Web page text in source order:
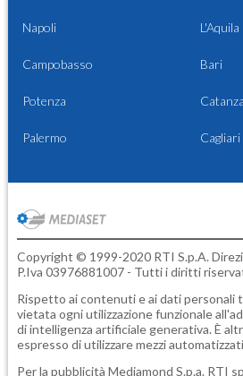
Napoli L'Aquila
Campobasso Bari
Potenza
Palermo Cagliari
Copyright © 1999-2020 RTI S.p.A.
P.Iva 03976881007 - Tutti i diritti
Rispetto ai contenuti e ai dati personali
vietata ogni utilizzazione funzionale
di intelligenza artificiale generativa. È
espresso di utilizzare mezzi
Per la pubblicità Mediamond S.p.a. RTI